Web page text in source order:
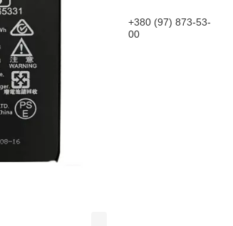
+380 (97) 873-53-
00